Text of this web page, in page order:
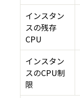
インスタン
スの残存
CPU
インスタン
スのCPU制
限